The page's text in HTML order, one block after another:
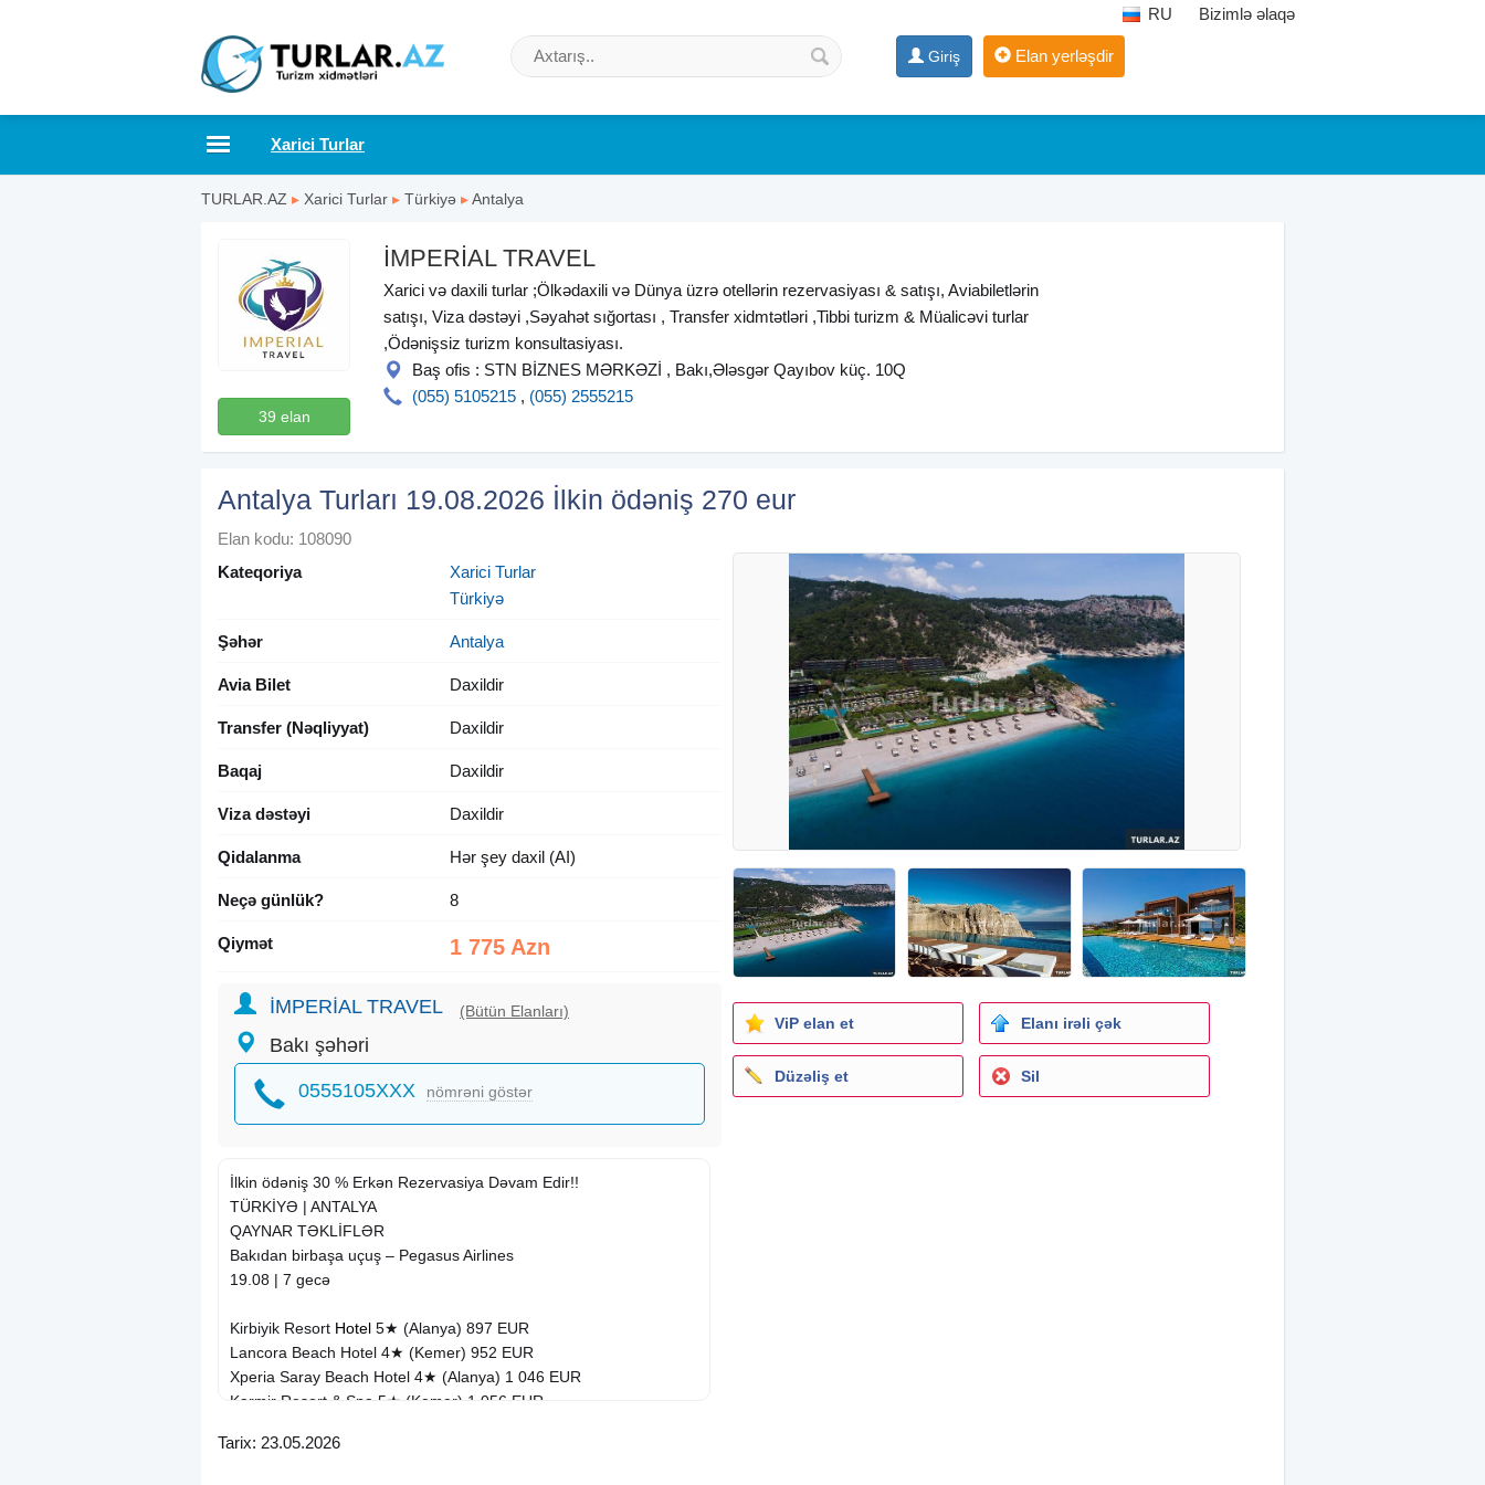
RU Bizimlə əlaqə
Giriş Elan yerləşdir
Xarici Turlar
TURLAR.AZ ▸ Xarici Turlar ▸ Türkiyə ▸Antalya
39 elan
İMPERİAL TRAVEL
Xarici və daxili turlar ;Ölkədaxili və Dünya üzrə otellərin rezervasiyası & satışı, Aviabiletlərin
satışı, Viza dəstəyi ,Səyahət sığortası , Transfer xidmtətləri ,Tibbi turizm & Müalicəvi turlar
,Ödənişsiz turizm konsultasiyası.
Baş ofis : STN BİZNES MƏRKƏZİ , Bakı,Ələsgər Qayıbov küç. 10Q
(055) 5105215 , (055) 2555215
Antalya Turları 19.08.2026 İlkin ödəniş 270 eur
Elan kodu: 108090
Kateqoriya
Xarici Turlar
Türkiyə
Şəhər Antalya
Avia Bilet Daxildir
Transfer (Nəqliyyat) Daxildir
Baqaj Daxildir
Viza dəstəyi Daxildir
Qidalanma Hər şey daxil (AI)
Neçə günlük? 8
Qiymət 1 775 Azn
İMPERİAL TRAVEL (Bütün Elanları)
Bakı şəhəri
0555105XXX nömrəni göstər
İlkin ödəniş 30 % Erkən Rezervasiya Dəvam Edir!!
TÜRKİYƏ | ANTALYA
QAYNAR TƏKLİFLƏR
Bakıdan birbaşa uçuş – Pegasus Airlines
19.08 | 7 gecə
Kirbiyik Resort Hotel 5★ (Alanya) 897 EUR
Lancora Beach Hotel 4★ (Kemer) 952 EUR
Xperia Saray Beach Hotel 4★ (Alanya) 1 046 EUR
Karmir Resort & Spa 5★ (Kemer) 1 056 EUR
Vox Maris Resort 5★ (+16, Side) 1 085 EUR
Tarix: 23.05.2026
ViP elan et Elanı irəli çək
Düzəliş et Sil